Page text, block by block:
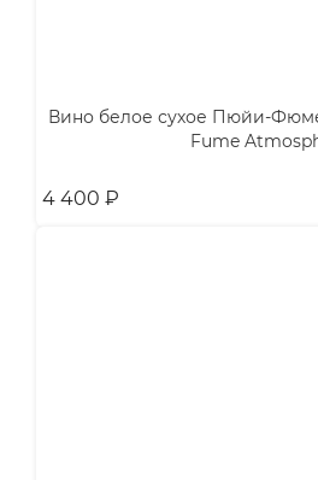
Вино белое сухое Пюйи-
Fume
4 400 ₽